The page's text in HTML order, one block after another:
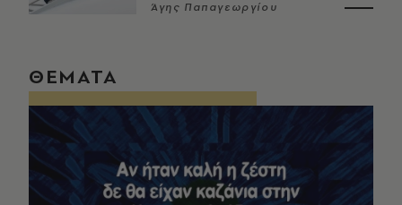
Άγης Παπαγεωργίου
ΘΕΜΑΤΑ